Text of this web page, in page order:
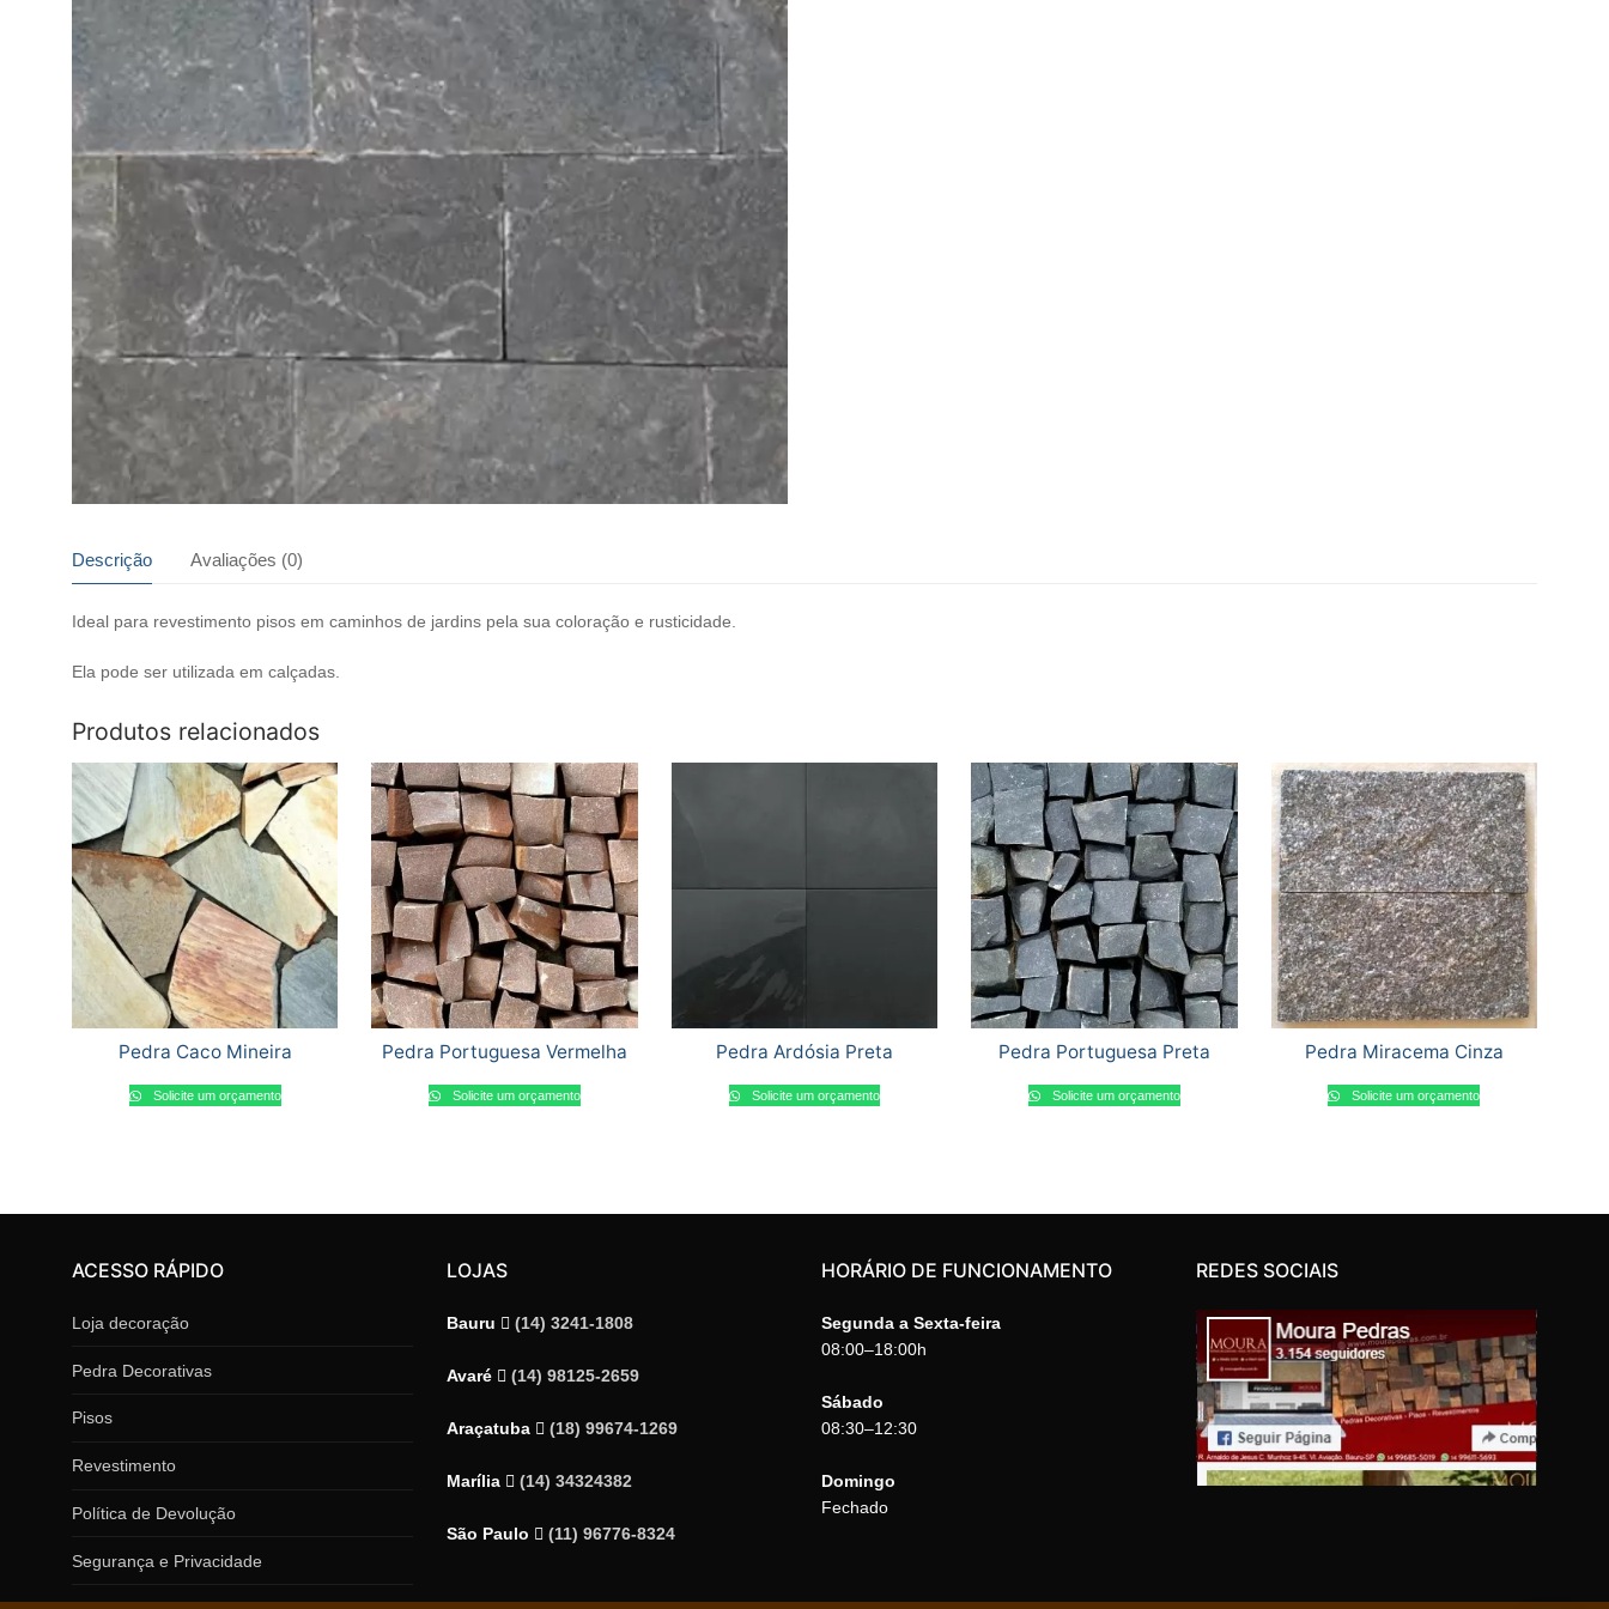
Descrição Avaliações (0)
Ideal para revestimento pisos em caminhos de jardins pela sua coloração e rusticidade.
Ela pode ser utilizada em calçadas.
Produtos relacionados
Pedra Caco Mineira
Solicite um orçamento
Pedra Portuguesa Vermelha
Solicite um orçamento
Pedra Ardósia Preta
Solicite um orçamento
Pedra Portuguesa Preta
Solicite um orçamento
Pedra Miracema Cinza
Solicite um orçamento
ACESSO RÁPIDO
Loja decoração
Pedra Decorativas
Pisos
Revestimento
Política de Devolução
Segurança e Privacidade
LOJAS
Bauru (14) 3241-1808
Avaré (14) 98125-2659
Araçatuba (18) 99674-1269
Marília (14) 34324382
São Paulo (11) 96776-8324
HORÁRIO DE FUNCIONAMENTO
Segunda a Sexta-feira
08:00–18:00h
Sábado
08:30–12:30
Domingo
Fechado
REDES SOCIAIS